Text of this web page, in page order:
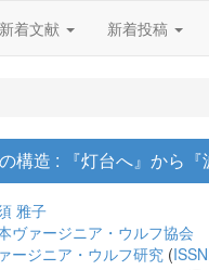
新着文献 新着投稿
構造 : 『灯台へ』から『
雅子
ヴァージニア・ウルフ協会
ージニア・ウルフ研究 (